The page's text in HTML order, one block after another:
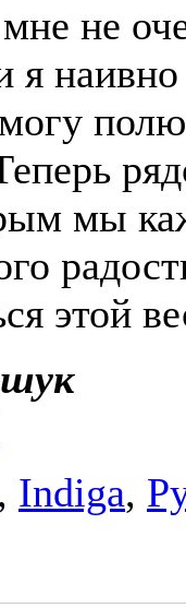
не
наивно
мы
этой
, Indiga,